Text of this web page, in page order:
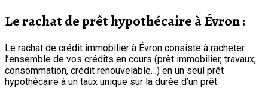
Le rachat de prêt hypothécaire à Évron :
Le rachat de crédit immobilier à Évron consiste à racheter
l’ensemble de vos crédits en cours (prêt immobilier, travaux,
consommation, crédit renouvelable…) en un seul prêt
hypothécaire à un taux unique sur la durée d’un prêt